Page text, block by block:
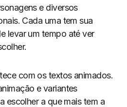
e diversos
Cada uma tem sua
levar um tempo até ver
com os textos animados.
e variantes
escolher a que mais tem a